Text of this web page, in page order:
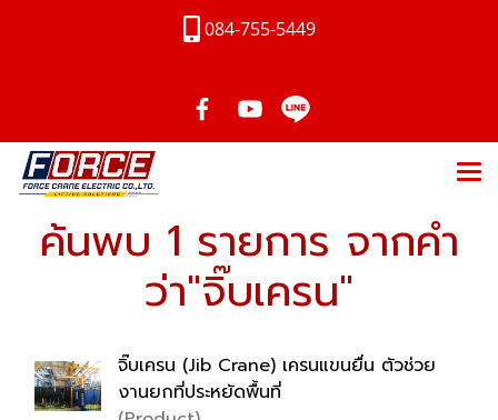
084-755-5449
ค้นพบ 1 รายการ จากคำ
ว่า"จิ๊บเครน"
จิ๊บเครน (Jib Crane) เครนแขนยื่น ตัวช่วย
งานยกที่ประหยัดพื้นที่